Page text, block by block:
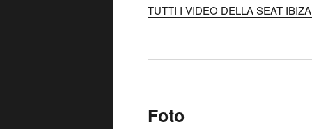
TUTTI I VIDEO DELLA SEAT
Foto